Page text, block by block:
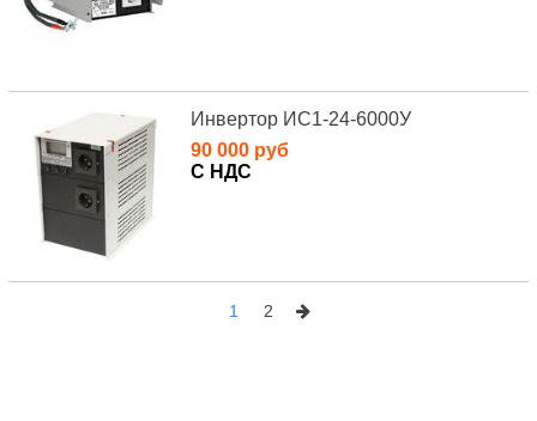
Инвертор ИС1-24-6000У
90 000 руб
С НДС
1 2